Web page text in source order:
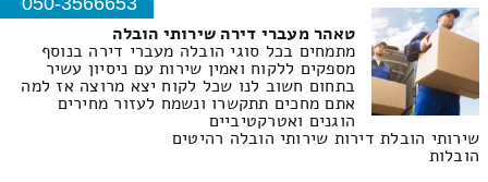
טאהר מעברי דירה שירותי הובלה
מתמחים בכל סוגי הובלה מעברי דירה בנוסף
מספקים ללקוח ואמין שירות עם ניסיון עשיר
בתחום חשוב לנו שכל לקוח יצא מרוצה אז למה
אתם מחכים תתקשרו ונשמח לעזור מחירים
הוגנים ואטרקטיביים
שירותי הובלת דירות שירותי הובלה רהיטים
הובלות